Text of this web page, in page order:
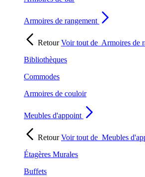
Armoires de rangement
RetourVoir tout de Armoires de
Bibliothèques
Commodes
Armoires de couloir
Meubles d'appoint
RetourVoir tout de Meubles
Étagères Murales
Buffets